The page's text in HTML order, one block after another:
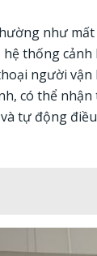
như
thống cảnh
người vận
có thể
tự động